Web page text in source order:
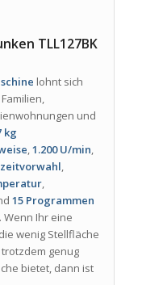
TLL127BK
lohnt sich
und
kg
,1.200 U/min,
,
,
15 Programmen
Wenn Ihr eine
wenig Stellfläche
genug
bietet, dann ist